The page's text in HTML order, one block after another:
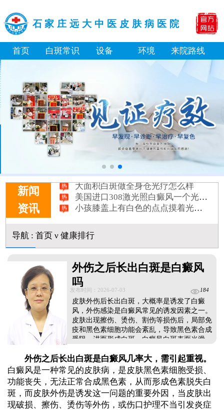
石家庄远大中医皮肤病医院
首页 白斑常识 设备 环境 来院路线
新闻
资讯
淘宝购买的伍德灯检查白斑准确吗
大面积白斑做全身仓光疗怎么样
美国进口308激光照白癜风一个光斑大概费用多少
小孩膝盖上有白色的点点摸着光滑怎么回事
补骨脂泡酒真能治白癜风吗 有没有副作用
儿童下巴长小白点是什么原因
白斑摸着光滑边界清晰有可能是哪种皮肤病
导航: 首页ν 健康排行
外伤之后长出白斑是白癜风
吗
发布时间：2026-07-03 184
皮肤外伤后长出白斑，大概率是诱发了白癜
风，外伤感染是白癜风常见的诱发因素之一。
皮肤出现擦伤、烫伤、割伤等损伤后，局部免
疫和黑色素细胞功能会紊乱，导致黑色素合成
受阻，进而形成白斑，白癜风白斑表面光滑、
晰，后期可能扩散蔓延，仅凭肉眼观察无法准
确确诊，做科学检查可更准确诊断。白癜风无
自行消退的可能，患者需抓紧黄金治疗时期，
采用科学手段对症医治，谨遵医嘱坚持规范治
疗，切勿随意中断。...
外伤之后长出白斑是白癜风几率大，需引起重视。
白癜风是一种常见的皮肤病，是皮肤黑色素细胞受损、
功能丧失，无法正常合成黑色素，从而形成色素脱失白
斑，而皮肤外伤是诱发这一问题的重要外因，当皮肤出
现破损、擦伤、烫伤等外伤，或伤口护理不当引发炎症